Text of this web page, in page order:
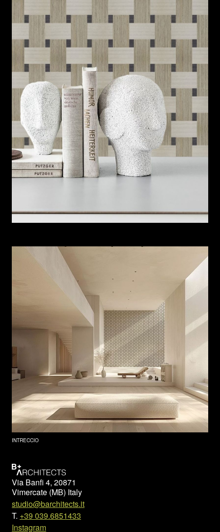
INTRECCIO
Via Banfi 4, 20871
Vimercate (MB) Italy
studio@barchitects.it
T. +39 039.6851433
Instagram